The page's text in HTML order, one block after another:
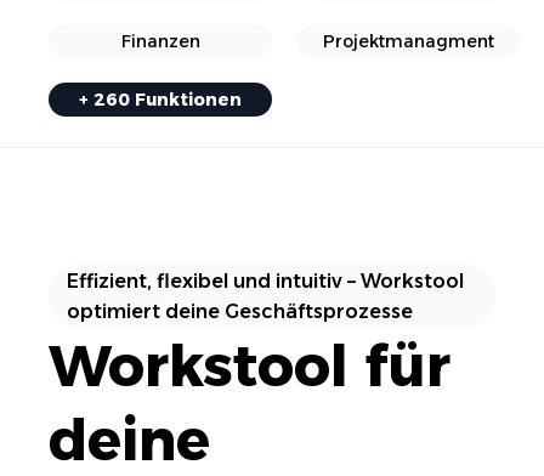
Finanzen Projektmanagment
+ 260 Funktionen
Effizient, flexibel und intuitiv – Workstool
optimiert deine Geschäftsprozesse
Workstool für
deine